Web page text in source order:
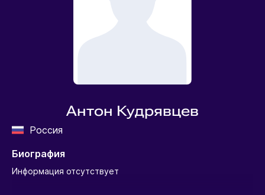
Антон Кудрявцев
Россия
Биография
Информация отсутствует